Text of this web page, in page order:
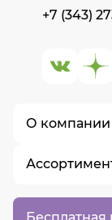
Бесплатная
О компании
О нас
Контакты
+7 (343)